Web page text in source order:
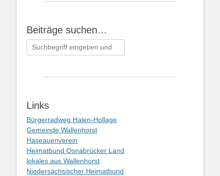
Beiträge suchen…
Suchen
nach:
Links
Bürgerradweg Halen-Hollage
Gemeinde Wallenhorst
Haseauenverein
Heimatbund Osnabrücker Land
lokales aus Wallenhorst
Niedersächsischer Heimatbund